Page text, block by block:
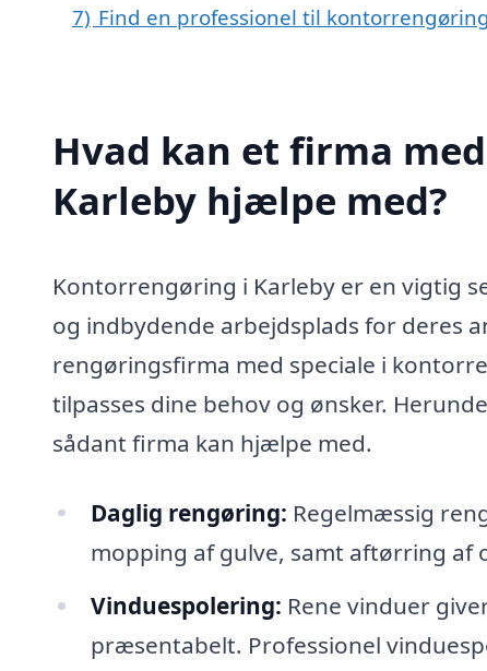
7) Find en professionel til
Hvad kan et firma
Karleby hjælpe med?
Kontorrengøring i Karleby er en vigtig
og indbydende arbejdsplads for deres
rengøringsfirma med speciale i
tilpasses dine behov og ønsker.
sådant firma kan hjælpe med.
Daglig rengøring: Regelmæssig
mopping af gulve, samt aftørring af
Vinduespolering: Rene vinduer
præsentabelt. Professionel